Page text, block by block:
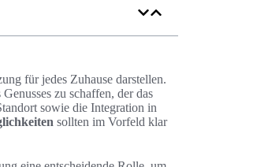
für jedes Zuhause darstellen.
zu schaffen, der das
sowie die Integration in
sollten im Vorfeld klar